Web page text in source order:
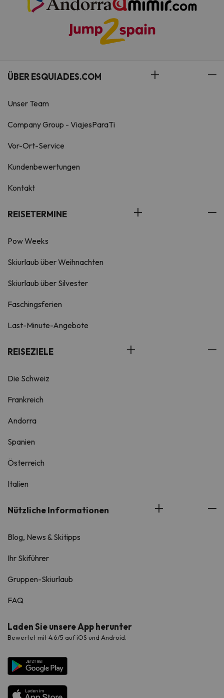
ÜBER ESQUIADES.COM
Unser Team
Company Group - ViajesParaTi
Vor-Ort-Service
Kundenbewertungen
Kontakt
REISETERMINE
Pow Weeks
Skiurlaub über Weihnachten
Skiurlaub über Silvester
Faschingsferien
Last-Minute-Angebote
REISEZIELE
Die Schweiz
Frankreich
Andorra
Spanien
Österreich
Italien
Nützliche Informationen
Blog, News & Skitipps
Ihr Skiführer
Gruppen-Skiurlaub
FAQ
Laden Sie unsere App herunter
Bewertet mit 4.6/5 auf iOS und Android.